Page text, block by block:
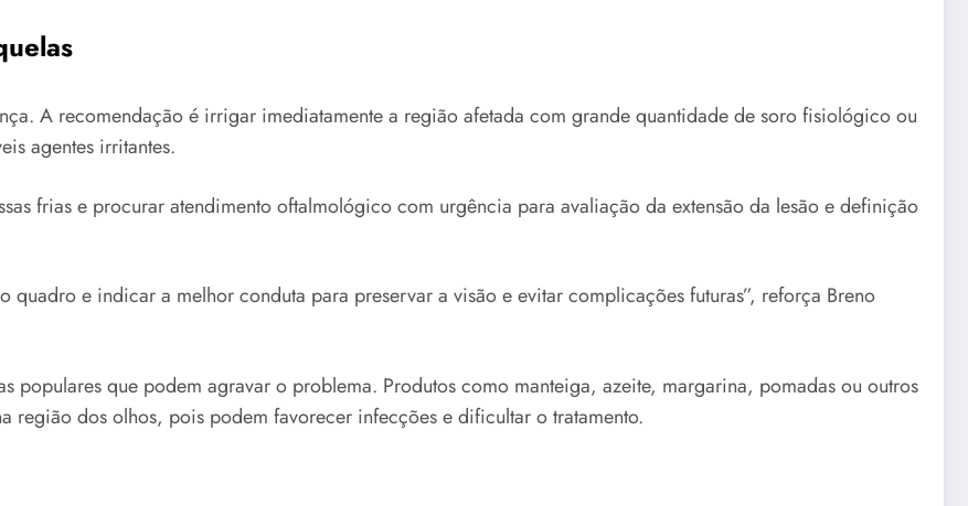
A recomendação é irrigar imediatamente a região afetada com grande quantidade de soro fisiológico ou
agentes irritantes.
frias e procurar atendimento oftalmológico com urgência para avaliação da extensão da lesão e definição
e indicar a melhor conduta para preservar a visão e evitar complicações futuras”, reforça Breno
populares que podem agravar o problema. Produtos como manteiga, azeite, margarina, pomadas ou outros
região dos olhos, pois podem favorecer infecções e dificultar o tratamento.